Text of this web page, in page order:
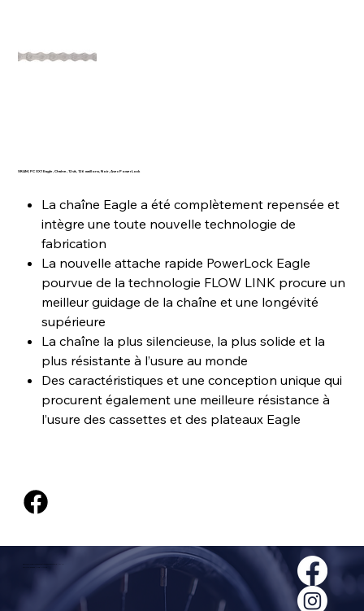
SRAM, PC XX1 Eagle, Chaîne, 12vit., 126 maillons, Noir, Avec PowerLock
La chaîne Eagle a été complètement repensée et
intègre une toute nouvelle technologie de
fabrication
La nouvelle attache rapide PowerLock Eagle
pourvue de la technologie FLOW LINK procure un
meilleur guidage de la chaîne et une longévité
supérieure
La chaîne la plus silencieuse, la plus solide et la
plus résistante à l’usure au monde
Des caractéristiques et une conception unique qui
procurent également une meilleure résistance à
l’usure des cassettes et des plateaux Eagle